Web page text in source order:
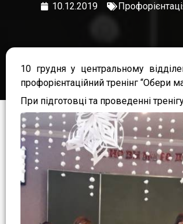
10.12.2019
10 грудня у центральному
профорієнтаційний тренінг “Обери
При підготовці та проведенні